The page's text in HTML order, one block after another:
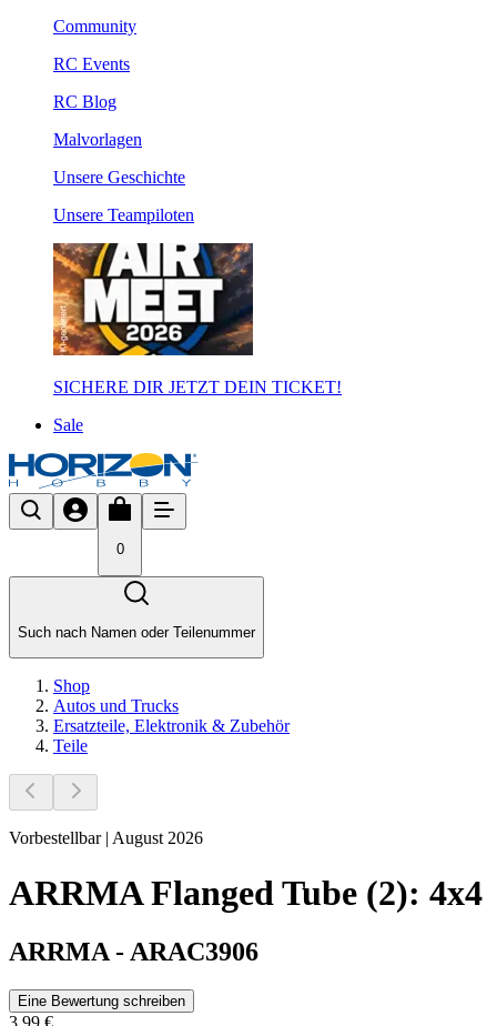
Community
RC Events
RC Blog
Malvorlagen
Unsere Geschichte
Unsere Teampiloten
SICHERE DIR JETZT DEIN TICKET!
Sale
0
Such nach Namen oder Teilenummer
Shop
Autos und Trucks
Ersatzteile, Elektronik & Zubehör
Teile
Vorbestellbar | August 2026
ARRMA Flanged Tube (2): 4x4
ARRMA - ARAC3906
Eine Bewertung schreiben
3,99 €